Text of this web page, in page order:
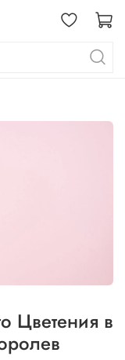
Цветения в